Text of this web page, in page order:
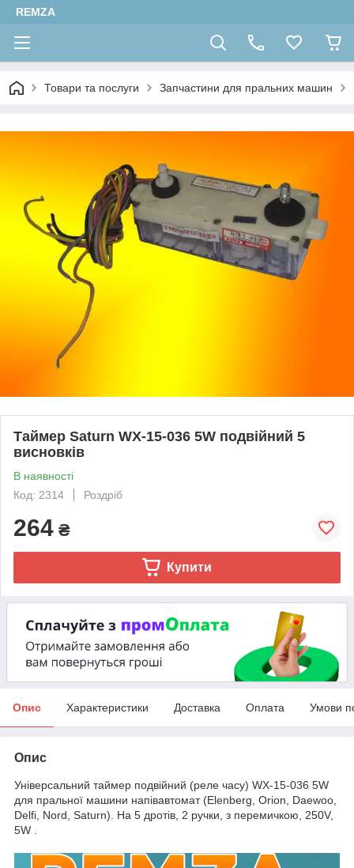
REMZA
Товари та послуги Запчастини для пральних машин
Таймер Saturn WX-15-036 5W подвійний 5
висновків
В наявності
Код: 2314
Роздріб
264 ₴
Купити
Опис Характеристики Доставка Оплата Умови
Опис
Універсальний таймер подвійний (реле часу) WX-15-036 5W
для пральної машини напівавтомат (Elenberg, Orion, Daewoo,
Delfi, Nord, Saturn). На 5 дротів, 2 ручки, з перемичкою, 250V,
5W .